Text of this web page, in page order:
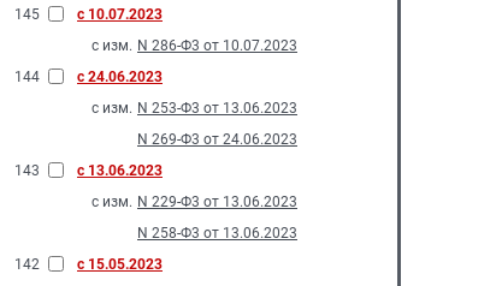
145
с 10.07.2023
с изм. N 286-Ф3 от 10.07.2023
144
с 24.06.2023
с изм. N 253-Ф3 от 13.06.2023
N 269-Ф3 от 24.06.2023
143
с 13.06.2023
с изм. N 229-Ф3 от 13.06.2023
N 258-Ф3 от 13.06.2023
142
с 15.05.2023